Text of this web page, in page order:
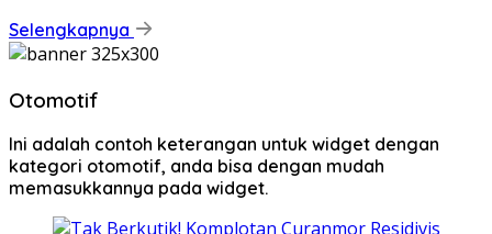
Selengkapnya
Otomotif
Ini adalah contoh keterangan untuk widget dengan
kategori otomotif, anda bisa dengan mudah
memasukkannya pada widget.